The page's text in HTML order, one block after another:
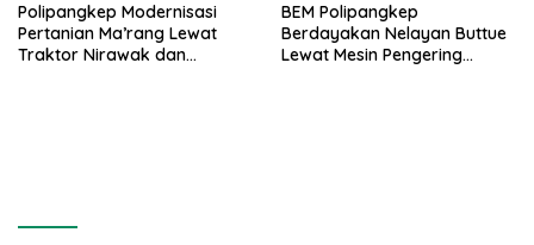
Polipangkep Modernisasi
Pertanian Ma’rang Lewat
Traktor Nirawak dan
BEM Polipangkep
Berdayakan Nelayan Buttue
Lewat Mesin Pengering